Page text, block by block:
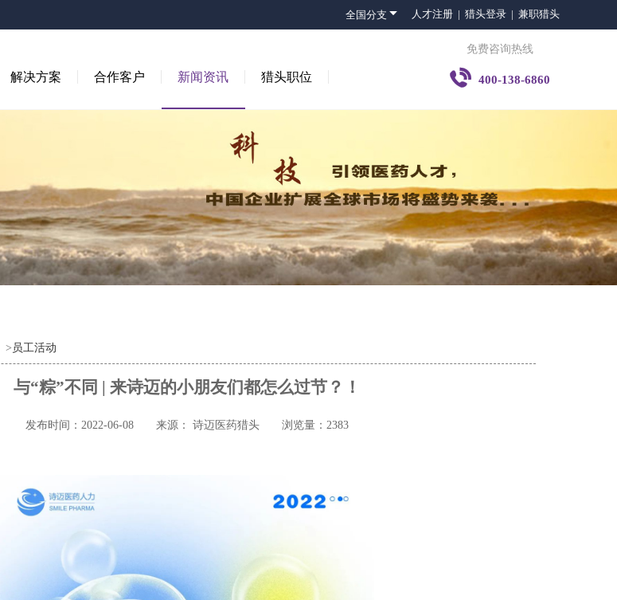
全国分支  人才注册 | 猎头登录 | 兼职猎头
解决方案 合作客户 新闻资讯 猎头职位
免费咨询热线
 400-138-6860
> 员工活动
与“粽”不同 | 来诗迈的小朋友们都怎么过节？！
发布时间：2022-06-08 来源： 诗迈医药猎头 浏览量：2383